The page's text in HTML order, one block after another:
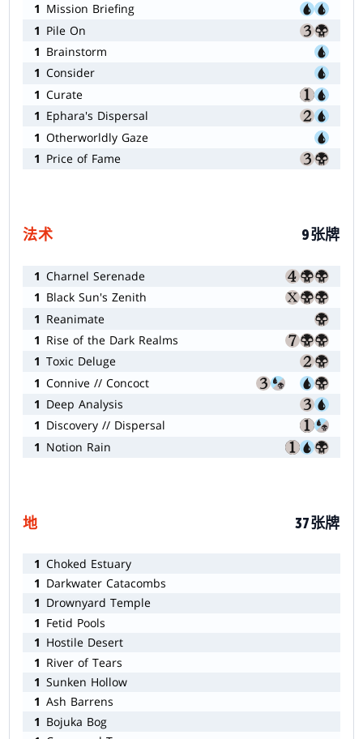
1 Mission Briefing
1 Pile On
1 Brainstorm
1 Consider
1 Curate
1 Ephara's Dispersal
1 Otherworldly Gaze
1 Price of Fame
法术 9张牌
1 Charnel Serenade
1 Black Sun's Zenith
1 Reanimate
1 Rise of the Dark Realms
1 Toxic Deluge
1 Connive // Concoct
1 Deep Analysis
1 Discovery // Dispersal
1 Notion Rain
地 37张牌
1 Choked Estuary
1 Darkwater Catacombs
1 Drownyard Temple
1 Fetid Pools
1 Hostile Desert
1 River of Tears
1 Sunken Hollow
1 Ash Barrens
1 Bojuka Bog